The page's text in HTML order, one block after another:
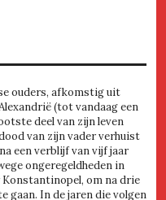
ouders, afkomstig uit
(tot vandaag een
deel van zijn leven
van zijn vader verhuist
een verblijf van vijf jaar
ongeregeldheden in
Konstantinopel, om na drie
gaan. In de jaren die volgen